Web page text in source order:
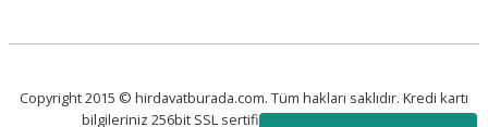
Copyright 2015 © hirdavatburada.com. Tüm hakları saklıdır. Kredi kartı
bilgileriniz 256bit SSL sertifikası ile korunmaktadır.